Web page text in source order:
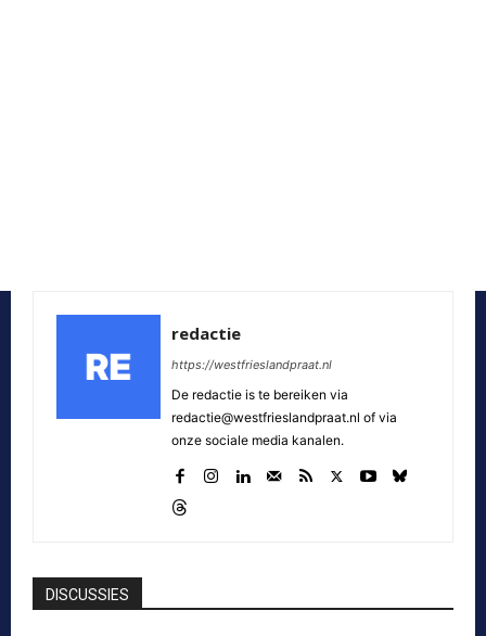
redactie
https://westfrieslandpraat.nl
De redactie is te bereiken via
redactie@westfrieslandpraat.nl of via
onze sociale media kanalen.
DISCUSSIES